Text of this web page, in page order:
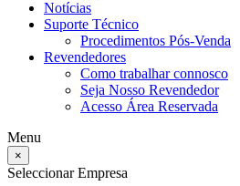
Notícias
Suporte Técnico
Procedimentos Pós-Venda
Revendedores
Como trabalhar connosco
Seja Nosso Revendedor
Acesso Área Reservada
Menu
×
Seleccionar Empresa